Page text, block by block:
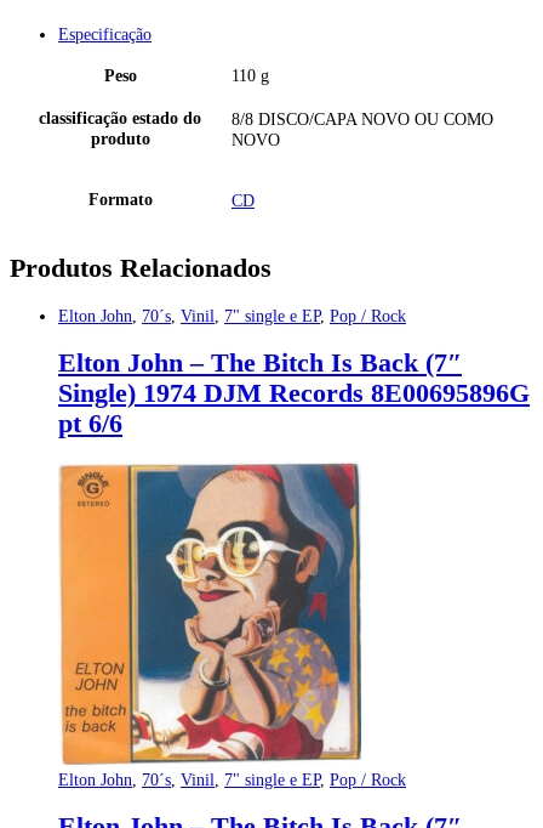
Especificação
Peso 110 g
classificação estado do
produto
8/8 DISCO/CAPA NOVO OU COMO
NOVO
Formato CD
Produtos Relacionados
Elton John 70´s Vinil 7" single e EP, Pop / Rock
Elton John – The Bitch Is Back (7″
Single) 1974 DJM Records 8E00695896G
pt 6/6
Elton John 70´s Vinil 7" single e EP, Pop / Rock